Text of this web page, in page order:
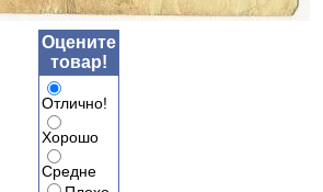
Оцените
товар!
Отлично!
Хорошо
Средне